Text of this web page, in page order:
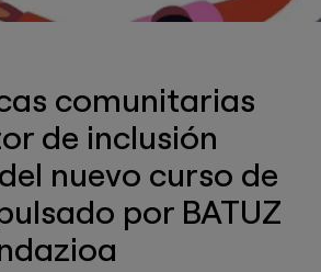
comunitarias
de inclusión
nuevo curso de
por BATUZ